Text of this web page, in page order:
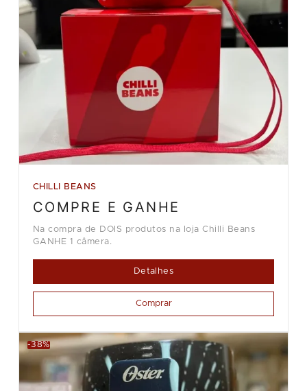
CHILLI BEANS
COMPRE E GANHE
Na compra de DOIS produtos na loja Chilli Beans
GANHE 1 câmera.
Detalhes
Comprar
-38%